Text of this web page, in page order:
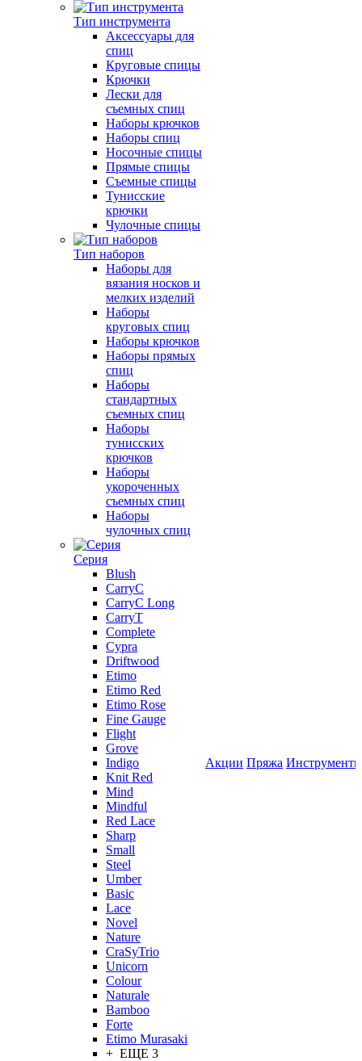
Тип инструмента
Аксессуары для
спиц
Круговые спицы
Крючки
Лески для
съемных спиц
Наборы крючков
Наборы спиц
Носочные спицы
Прямые спицы
Съемные спицы
Тунисские
крючки
Чулочные спицы
Тип наборов
Наборы для
вязания носков и
мелких изделий
Наборы
круговых спиц
Наборы крючков
Наборы прямых
спиц
Наборы
стандартных
съемных спиц
Наборы
тунисских
крючков
Наборы
укороченных
съемных спиц
Наборы
чулочных спиц
Серия
Blush
CarryC
CarryC Long
CarryT
Complete
Cypra
Driftwood
Etimo
Etimo Red
Etimo Rose
Fine Gauge
Flight
Grove
Indigo
Knit Red
Mind
Mindful
Red Lace
Sharp
Small
Steel
Umber
Basic
Lace
Novel
Nature
CraSyTrio
Unicorn
Colour
Naturale
Bamboo
Forte
Etimo Murasaki
+ ЕЩЕ 3
Акции Пряжа Инструменты